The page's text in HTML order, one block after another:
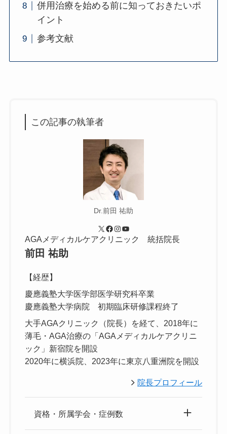
併用治療を始める前に知っておきたいポ
イント
参考文献
この記事の執筆者
Dr.前田 祐助
X Facebook Instagram YouTube
AGAメディカルケアクリニック 統括院長
前田 祐助
【経歴】
慶應義塾大学医学部医学研究科卒業
慶應義塾大学病院 初期臨床研修課程終了
大手AGAクリニック（院長）を経て、2018年に
薄毛・AGA治療の「AGAメディカルケアクリニ
ック」新宿院を開設
2020年に横浜院、2023年に東京八重洲院を開設
院長プロフィール
資格・所属学会・症例数